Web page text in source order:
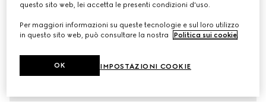
questo sito web, lei accetta le presenti condizioni d'uso.
Per maggiori informazioni su queste tecnologie e sul loro utilizzo
in questo sito web, può consultare la nostra
Politica sui cookie.
IMPOSTAZIONI COOKIE
OK